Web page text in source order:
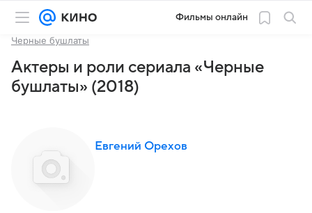
Фильмы онлайн
Черные бушлаты
Актеры и роли сериала «Черные
бушлаты» (2018)
Евгений Орехов